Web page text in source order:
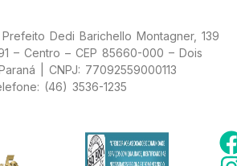
Dedi Barichello Montagner, 139
– Centro – CEP 85660-000 – Dois
| CNPJ: 77092559000113
(46) 3536-1235